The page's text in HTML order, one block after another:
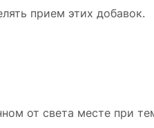
прием этих добавок.
от света месте при